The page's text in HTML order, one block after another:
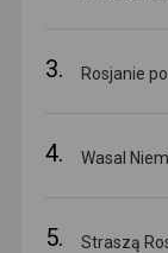
3. Rosjanie
4. Wasal
5. Straszą